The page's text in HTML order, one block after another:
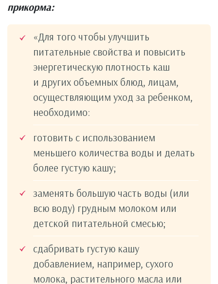
прикорма:
«Для того чтобы улучшить
питательные свойства и повысить
энергетическую плотность каш
и других объемных блюд, лицам,
осуществляющим уход за ребенком,
необходимо:
готовить с использованием
меньшего количества воды и делать
более густую кашу;
заменять большую часть воды (или
всю воду) грудным молоком или
детской питательной смесью;
сдабривать густую кашу
добавлением, например, сухого
молока, растительного масла или